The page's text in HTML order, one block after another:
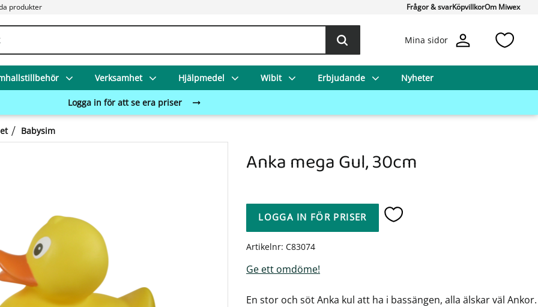
produkter Frågor & svarKöpvillkorOm Miwex
Mina sidor
Verksamhet Hjälpmedel Wibit Erbjudande Nyheter
Logga in för att se era priser
Babysim
Anka mega Gul, 30cm
LOGGA IN FÖR PRISER Lägg till i favoriter
Artikelnr C83074
Ge ett omdöme!
En stor och söt Anka kul att ha i bassängen, alla älskar väl Ankor.